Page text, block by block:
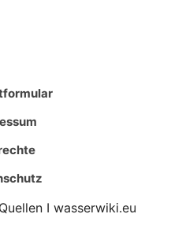
I wasserwiki.eu